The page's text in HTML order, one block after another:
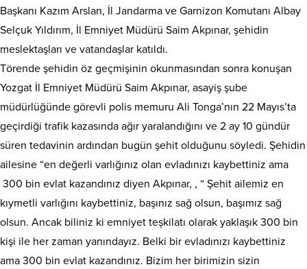
Başkanı Kazım Arslan, İl Jandarma ve Garnizon Komutanı Albay
Selçuk Yıldırım, İl Emniyet Müdürü Saim Akpınar, şehidin
meslektaşları ve vatandaşlar katıldı.
Törende şehidin öz geçmişinin okunmasından sonra konuşan
Yozgat İl Emniyet Müdürü Saim Akpınar, asayiş şube
müdürlüğünde görevli polis memuru Ali Tonga’nın 22 Mayıs’ta
geçirdiği trafik kazasında ağır yaralandığını ve 2 ay 10 gündür
süren tedavinin ardından bugün şehit olduğunu söyledi. Şehidin
ailesine “en değerli varlığınız olan evladınızı kaybettiniz ama
300 bin evlat kazandınız diyen Akpınar, , “ Şehit ailemiz en
kıymetli varlığını kaybettiniz, başınız sağ olsun, başımız sağ
olsun. Ancak biliniz ki emniyet teşkilatı olarak yaklaşık 300 bin
kişi ile her zaman yanındayız. Belki bir evladınızı kaybettiniz
ama 300 bin evlat kazandınız. Bizim her birimizin sizin